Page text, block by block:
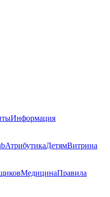
Информация
АтрибутикаДетямВитрина
МедицинаПравила